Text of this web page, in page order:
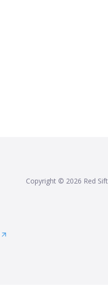
Copyright © 2026 Red Sift